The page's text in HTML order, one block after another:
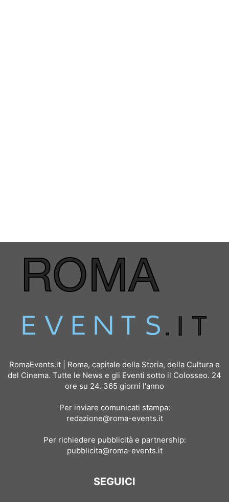
RomaEvents.it | Roma, capitale della Storia, della Cultura e
del Cinema. Tutte le News e gli Eventi sotto il Colosseo. 24
ore su 24. 365 giorni l'anno
Per inviare comunicati stampa:
redazione@roma-events.it
Per richiedere pubblicità e partnership:
pubblicita@roma-events.it
SEGUICI